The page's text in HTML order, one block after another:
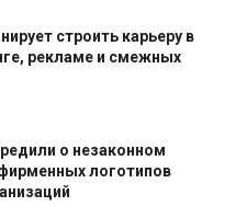
строить карьеру в
рекламе и смежных
о незаконном
логотипов